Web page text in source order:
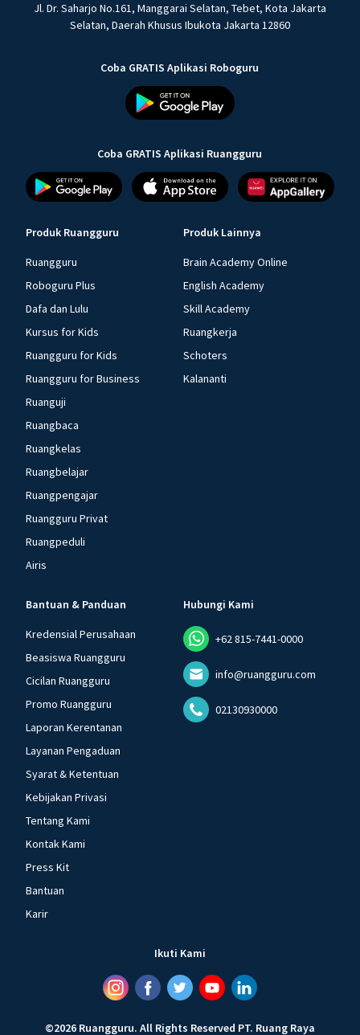
Jl. Dr. Saharjo No.161, Manggarai Selatan, Tebet, Kota Jakarta
Selatan, Daerah Khusus Ibukota Jakarta 12860
Coba GRATIS Aplikasi Roboguru
Coba GRATIS Aplikasi Ruangguru
Produk Ruangguru
Ruangguru
Roboguru Plus
Dafa dan Lulu
Kursus for Kids
Ruangguru for Kids
Ruangguru for Business
Ruanguji
Ruangbaca
Ruangkelas
Ruangbelajar
Ruangpengajar
Ruangguru Privat
Ruangpeduli
Airis
Produk Lainnya
Brain Academy Online
English Academy
Skill Academy
Ruangkerja
Schoters
Kalananti
Bantuan & Panduan
Kredensial Perusahaan
Beasiswa Ruangguru
Cicilan Ruangguru
Promo Ruangguru
Laporan Kerentanan
Layanan Pengaduan
Syarat & Ketentuan
Kebijakan Privasi
Tentang Kami
Kontak Kami
Press Kit
Bantuan
Karir
Hubungi Kami
+62 815-7441-0000
info@ruangguru.com
02130930000
Ikuti Kami
©2026 Ruangguru. All Rights Reserved PT. Ruang Raya